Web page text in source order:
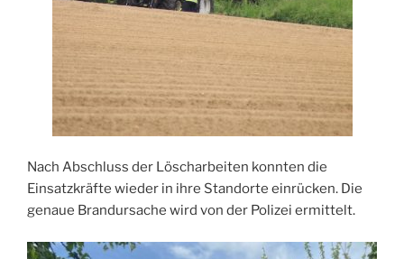
Nach Abschluss der Löscharbeiten konnten die
Einsatzkräfte wieder in ihre Standorte einrücken. Die
genaue Brandursache wird von der Polizei ermittelt.